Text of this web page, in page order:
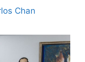
Chan